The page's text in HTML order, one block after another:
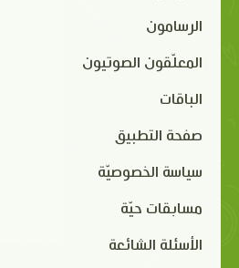
الرسامون
المعلّقون الصوتيون
الباقات
صفحة التطبيق
سياسة الخصوصيّة
مسابقات حيّة
الأسئلة الشائعة